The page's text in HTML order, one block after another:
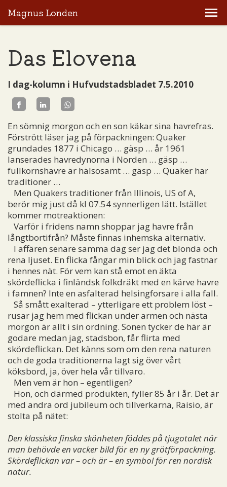
Magnus Londen
Das Elovena
I dag-kolumn i Hufvudstadsbladet 7.5.2010
En sömnig morgon och en son käkar sina havrefras.
Förstrött läser jag på förpackningen: Quaker
grundades 1877 i Chicago … gäsp … år 1961
lanserades havredynorna i Norden … gäsp …
fullkornshavre är hälsosamt … gäsp … Quaker har
traditioner …
Men Quakers traditioner från Illinois, US of A,
berör mig just då kl 07.54 synnerligen lätt. Istället
kommer motreaktionen:
Varför i fridens namn shoppar jag havre från
långtbortifrån? Måste finnas inhemska alternativ.
I affären senare samma dag ser jag det blonda och
rena ljuset. En flicka fångar min blick och jag fastnar
i hennes nät. För vem kan stå emot en äkta
skördeflicka i finländsk folkdräkt med en kärve havre
i famnen? Inte en asfalterad helsingforsare i alla fall.
Så smått exalterad – ytterligare ett problem löst –
rusar jag hem med flickan under armen och nästa
morgon är allt i sin ordning. Sonen tycker de här är
godare medan jag, stadsbon, får flirta med
skördeflickan. Det känns som om den rena naturen
och de goda traditionerna lagt sig över vårt
köksbord, ja, över hela vår tillvaro.
Men vem är hon – egentligen?
Hon, och därmed produkten, fyller 85 år i år. Det är
med andra ord jubileum och tillverkarna, Raisio, är
stolta på nätet:
Den klassiska finska skönheten föddes på tjugotalet när
man behövde en vacker bild för en ny grötförpackning.
Skördeflickan var – och är – en symbol för ren nordisk
natur.